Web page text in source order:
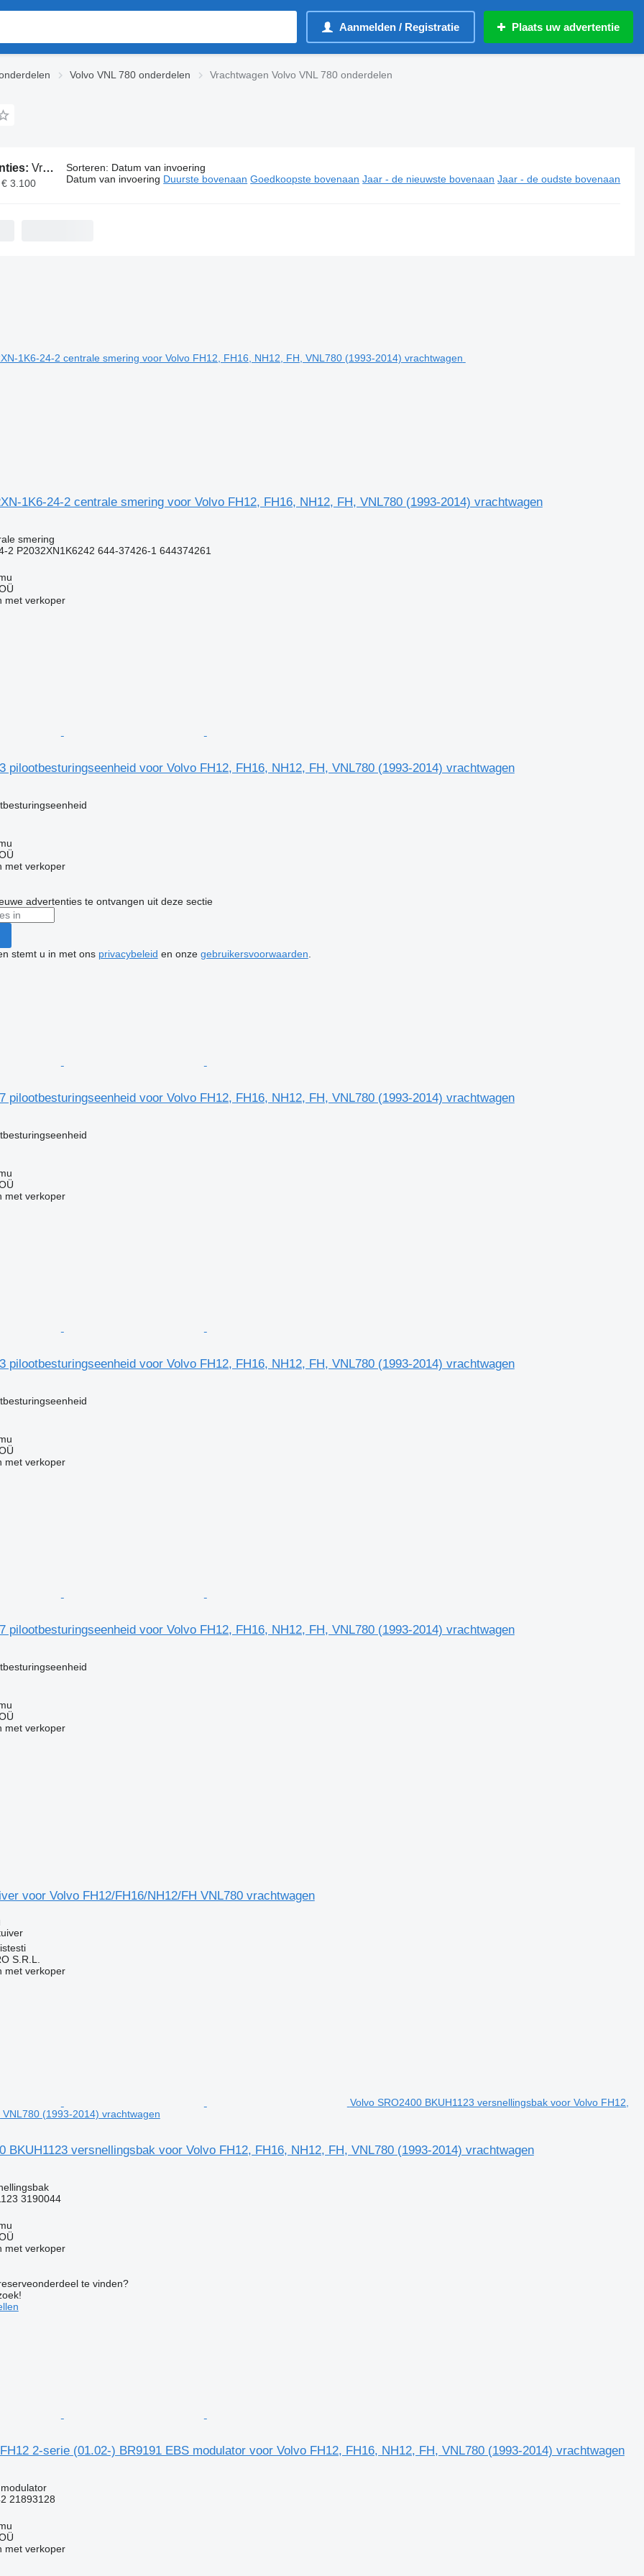
Aanmelden / Registratie Plaats uw advertentie
Volvo VNL 780 onderdelen Vrachtwagen Volvo VNL 780 onderdelen
Vrachtwagen Volvo VNL 780 onderdelen
3.100
Sorteren: Datum van invoering
Datum van invoering Duurste bovenaan Goedkoopste bovenaan Jaar - de nieuwste bovenaan Jaar - de oudste bovenaan
1K6-24-2 centrale smering voor Volvo FH12, FH16, NH12, FH, VNL780 (1993-2014) vrachtwagen
smering
2 P2032XN1K6242 644-37426-1 644374261
met verkoper
pilootbesturingseenheid voor Volvo FH12, FH16, NH12, FH, VNL780 (1993-2014) vrachtwagen
met verkoper
advertenties te ontvangen uit deze sectie
stemt u in met ons privacybeleid en onze gebruikersvoorwaarden
pilootbesturingseenheid voor Volvo FH12, FH16, NH12, FH, VNL780 (1993-2014) vrachtwagen
met verkoper
pilootbesturingseenheid voor Volvo FH12, FH16, NH12, FH, VNL780 (1993-2014) vrachtwagen
met verkoper
pilootbesturingseenheid voor Volvo FH12, FH16, NH12, FH, VNL780 (1993-2014) vrachtwagen
met verkoper
voor Volvo FH12/FH16/NH12/FH VNL780 vrachtwagen
S.R.L.
met verkoper
Volvo SRO2400 BKUH1123 versnellingsbak voor Volvo FH12,
(1993-2014) vrachtwagen
BKUH1123 versnellingsbak voor Volvo FH12, FH16, NH12, FH, VNL780 (1993-2014) vrachtwagen
3190044
met verkoper
te vinden?
2-serie (01.02-) BR9191 EBS modulator voor Volvo FH12, FH16, NH12, FH, VNL780 (1993-2014) vrachtwagen
21893128
met verkoper